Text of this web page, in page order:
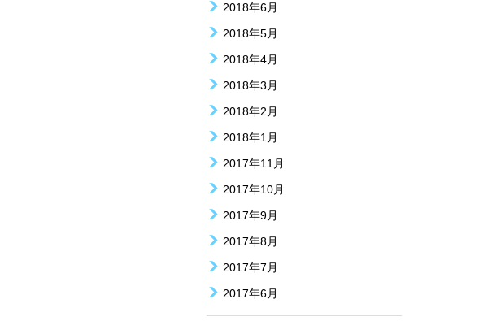
2018年6月
2018年5月
2018年4月
2018年3月
2018年2月
2018年1月
2017年11月
2017年10月
2017年9月
2017年8月
2017年7月
2017年6月